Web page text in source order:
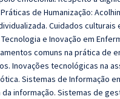
de Humanização:
Cuidados culturais
e Inovação em
comuns na prática de
Inovações tecnológicas na
Sistemas de Informação
informação. Sistemas de